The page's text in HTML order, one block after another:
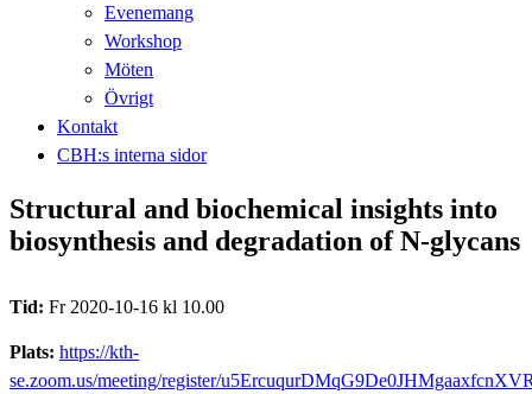
Evenemang
Workshop
Möten
Övrigt
Kontakt
CBH:s interna sidor
Structural and biochemical insights into
biosynthesis and degradation of N-glycans
Tid: Fr 2020-10-16 kl 10.00
Plats: https://kth-
se.zoom.us/meeting/register/